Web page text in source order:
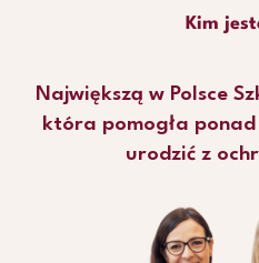
Kim
Największą w Polsce
która pomogła
urodzić z